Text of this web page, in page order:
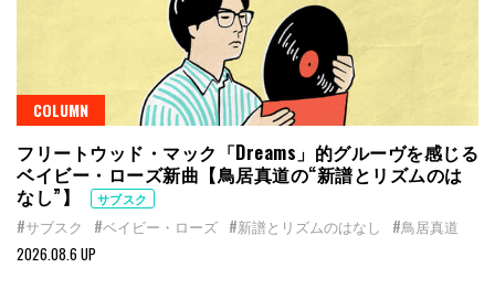
COLUMN
フリートウッド・マック「Dreams」的グルーヴを感じる
ベイビー・ローズ新曲【鳥居真道の“新譜とリズムのは
なし”】
サブスク
#サブスク #ベイビー・ローズ #新譜とリズムのはなし
#鳥居真道
2026.08.6 UP